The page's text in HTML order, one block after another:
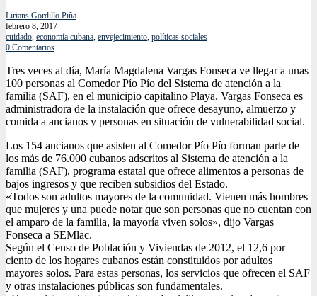
Lirians Gordillo Piña
febrero 8, 2017
cuidado, economía cubana, envejecimiento, políticas sociales
0 Comentarios
Tres veces al día, María Magdalena Vargas Fonseca ve llegar a unas
100 personas al Comedor Pío Pío del Sistema de atención a la
familia (SAF), en el municipio capitalino Playa. Vargas Fonseca es
administradora de la instalación que ofrece desayuno, almuerzo y
comida a ancianos y personas en situación de vulnerabilidad social.
Los 154 ancianos que asisten al Comedor Pío Pío forman parte de
los más de 76.000 cubanos adscritos al Sistema de atención a la
familia (SAF), programa estatal que ofrece alimentos a personas de
bajos ingresos y que reciben subsidios del Estado.
«Todos son adultos mayores de la comunidad. Vienen más hombres
que mujeres y una puede notar que son personas que no cuentan con
el amparo de la familia, la mayoría viven solos», dijo Vargas
Fonseca a SEMlac.
Según el Censo de Población y Viviendas de 2012, el 12,6 por
ciento de los hogares cubanos están constituidos por adultos
mayores solos. Para estas personas, los servicios que ofrecen el SAF
y otras instalaciones públicas son fundamentales.